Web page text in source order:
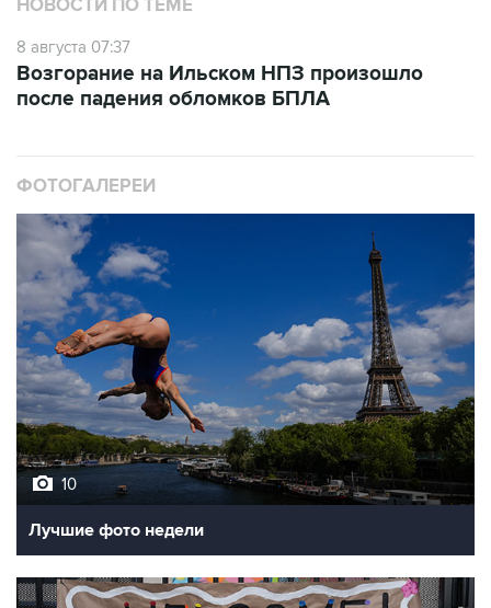
НОВОСТИ ПО ТЕМЕ
8 августа 07:37
Возгорание на Ильском НПЗ произошло
после падения обломков БПЛА
ФОТОГАЛЕРЕИ
10
Лучшие фото недели